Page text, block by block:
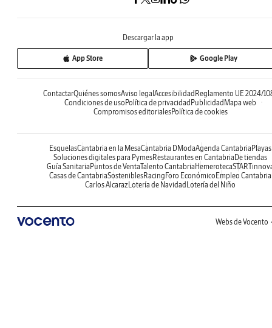
Descargar la app
App Store Google Play
ContactarQuiénes somosAviso legalAccesibilidadReglamento UE 2024/
Condiciones de usoPolítica de privacidadPublicidadMapa web
Compromisos editorialesPolítica de cookies
EsquelasCantabria en la MesaCantabria DModaAgenda CantabriaPlayas
Soluciones digitales para PymesRestaurantes en CantabriaDe tiendas
Guía SanitariaPuntos de VentaTalento CantabriaHemeroteca
Casas de CantabriaSosteniblesRacingForo EconómicoEmpleo Cantabria
Carlos AlcarazLotería de NavidadLotería del Niño
Webs de Vocento